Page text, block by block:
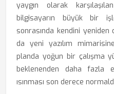
yaygın olarak
bilgisayarın büyük bir
sonrasında kendini
da yeni yazılım
planda yoğun bir çalışma
beklenenden daha fazla
ısınması son derece